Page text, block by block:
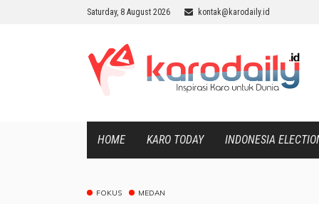
Saturday, 8 August 2026 kontak@karodaily.id
HOME KARO TODAY INDONESIA
FOKUS MEDAN